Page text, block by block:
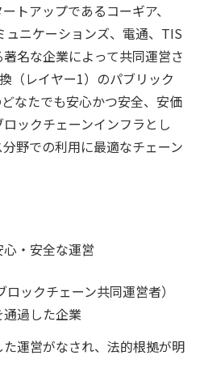
トアップであるコーギア、
ニケーションズ、電通、TIS
名な企業によって共同運営さ
（レイヤー1）のパブリック
なたでも安心かつ安全、安価
ックチェーンインフラとし
野での利用に最適なチェーン
・安全な運営
ックチェーン共同運営者）
過した企業
運営がなされ、法的根拠が明